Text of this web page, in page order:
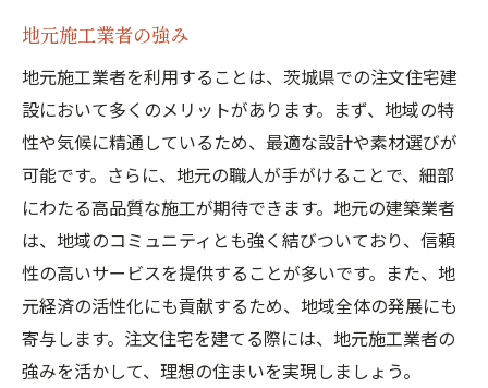
地元施工業者の強み
地元施工業者を利用することは、茨城県での注文住宅建
設において多くのメリットがあります。まず、地域の特
性や気候に精通しているため、最適な設計や素材選びが
可能です。さらに、地元の職人が手がけることで、細部
にわたる高品質な施工が期待できます。地元の建築業者
は、地域のコミュニティとも強く結びついており、信頼
性の高いサービスを提供することが多いです。また、地
元経済の活性化にも貢献するため、地域全体の発展にも
寄与します。注文住宅を建てる際には、地元施工業者の
強みを活かして、理想の住まいを実現しましょう。